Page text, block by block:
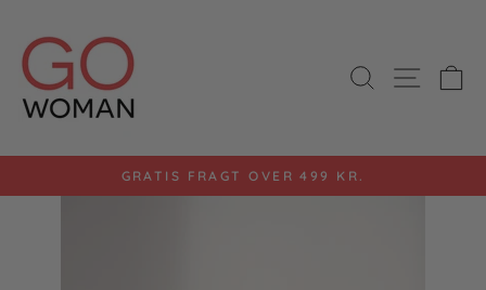
indhold
SØG SIDE
GRATIS FRAGT OVER 499 KR.